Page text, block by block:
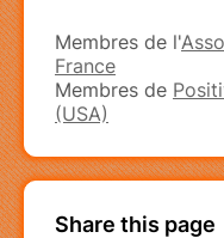
Membres de l'
France
Membres de
(USA)
Share this page